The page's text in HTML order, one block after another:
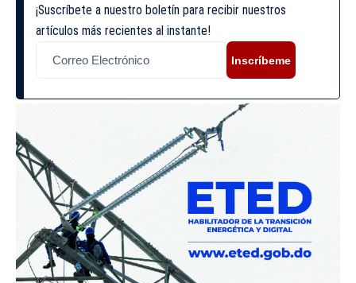
¡Suscríbete a nuestro boletín para recibir nuestros
artículos más recientes al instante!
Inscríbeme